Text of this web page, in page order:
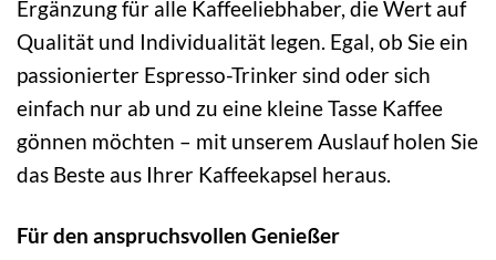
Ergänzung für alle Kaffeeliebhaber, die Wert auf
Qualität und Individualität legen. Egal, ob Sie ein
passionierter Espresso-Trinker sind oder sich
einfach nur ab und zu eine kleine Tasse Kaffee
gönnen möchten – mit unserem Auslauf holen Sie
das Beste aus Ihrer Kaffeekapsel heraus.
Für den anspruchsvollen Genießer